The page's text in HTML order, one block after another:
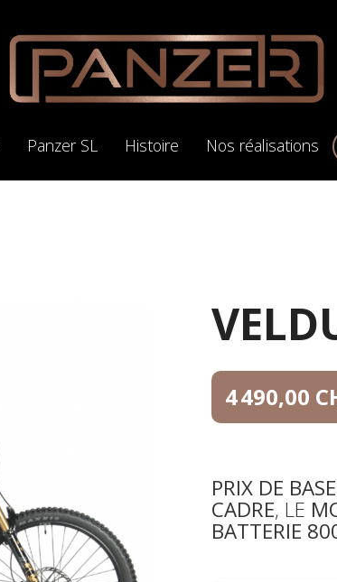
Panzer SL Histoire Nos réalisations
4 490,00
PRIX DE
CADRE, LE
BATTERIE